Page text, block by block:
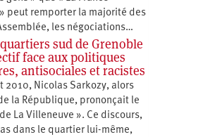
peut remporter la majorité des
les négociations…
sud de Grenoble
face aux politiques
antisociales et racistes
2010, Nicolas Sarkozy, alors
la République, prononçait le
La Villeneuve ». Ce discours,
dans le quartier lui-même,